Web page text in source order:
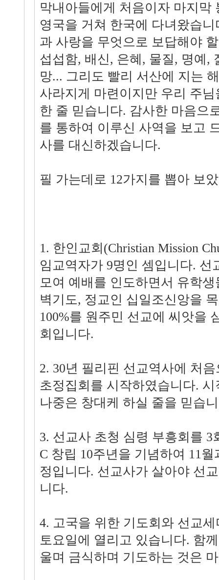
막내아들에게 처음이자 마지막
영국을 거쳐 한국에 다녀왔습
과 사랑을 무엇으로 보답해야
섭섭함, 배신, 은혜, 물질, 명예,
망... 그리도 빨리 서산에 지는
사라지게 마련이지만 우리 주
한 줄 믿습니다. 감사한 마음으
를 통하여 이루신 사역을 보고
사를 대신하겠습니다.
필 가는데로 12가지를 뽑아 보
1. 한인교회(Christian Mission
임교역자가 9명인 셈입니다. 선
모여 예배를 인도하면서 유학
벽기도, 정교인 십일조신앙을
100%를 원주민 선교에 씨앗을
회입니다.
2. 30년 필리핀 선교역사에 처
초정집회를 시작하였습니다.
나중은 창대케 하실 줄을 믿습
3. 선교사 초청 심령 부흥회를 3
C 창립 10주년을 기념하여 11
정입니다. 선교사가 살아야 선
니다.
4. 고국을 위한 기도회와 선교
토요일에 열리고 있습니다. 함
울며 금식하며 기도하는 것은